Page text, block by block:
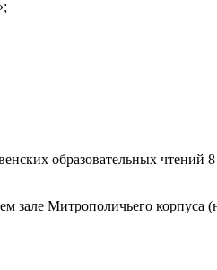
образовательных чтений
зале Митрополичьего